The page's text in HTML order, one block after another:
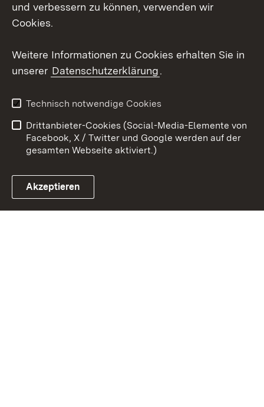
Link zum Landesportal
Barrierefreiheit
Benutzungshinweise
Impressum
Cookies
und verbessern zu können, verwenden wir
Cookies.
Weitere Informationen zu Cookies erhalten Sie in
unserer Datenschutzerklärung.
Technisch notwendige Cookies
Drittanbieter-Cookies (Social-Media-Elemente von
Facebook, X / Twitter und Google werden auf der
gesamten Webseite aktiviert.)
Akzeptieren